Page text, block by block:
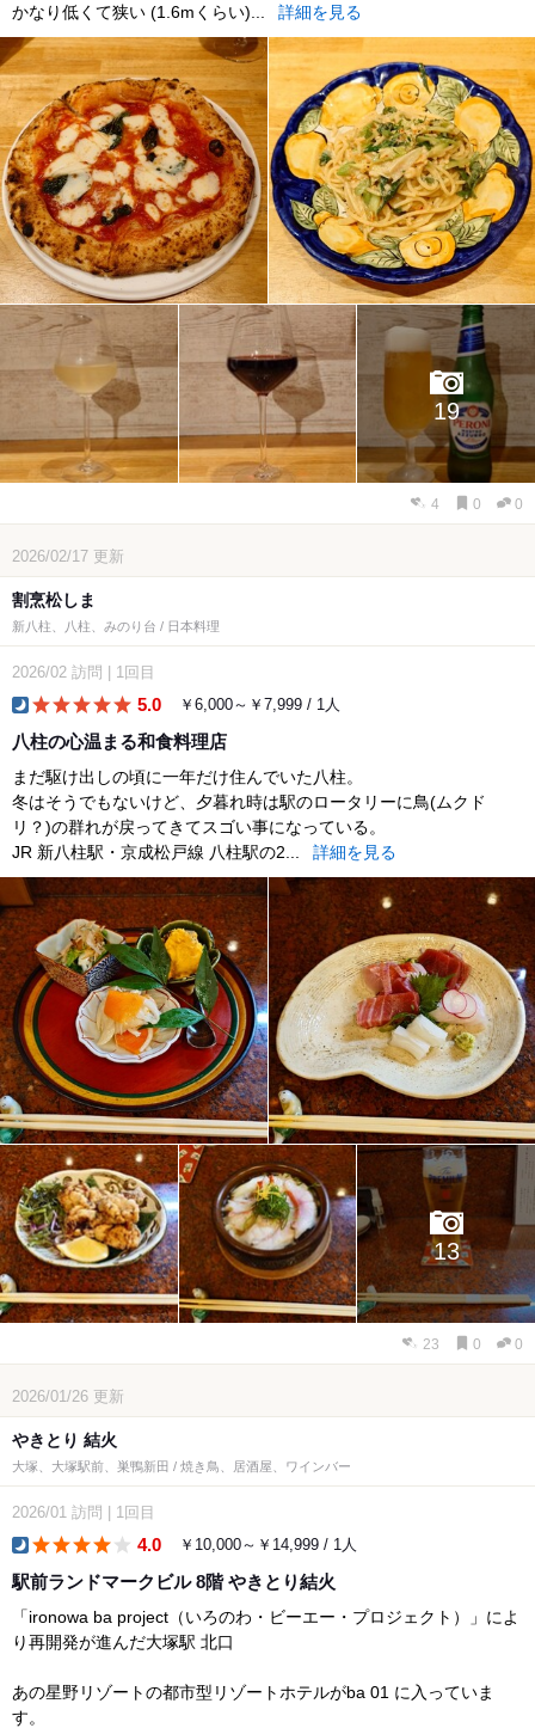
かなり低くて狭い (1.6mくらい)...
詳細を見る
19
4 0 0
2026/02/17 更新
割烹松しま
新八柱、八柱、みのり台 / 日本料理
2026/02 訪問 1回目
5.0 ￥6,000～￥7,999 / 1人
八柱の心温まる和食料理店
まだ駆け出しの頃に一年だけ住んでいた八柱。
冬はそうでもないけど、夕暮れ時は駅のロータリーに鳥(ムクド
リ？)の群れが戻ってきてスゴい事になっている。
JR 新八柱駅・京成松戸線 八柱駅の2...
詳細を見る
13
23 0 0
2026/01/26 更新
やきとり 結火
大塚、大塚駅前、巣鴨新田 / 焼き鳥、居酒屋、ワインバー
2026/01 訪問 1回目
4.0 ￥10,000～￥14,999 / 1人
駅前ランドマークビル 8階 やきとり結火
「ironowa ba project（いろのわ・ビーエー・プロジェクト）」によ
り再開発が進んだ大塚駅 北口
あの星野リゾートの都市型リゾートホテルがba 01 に入っていま
す。